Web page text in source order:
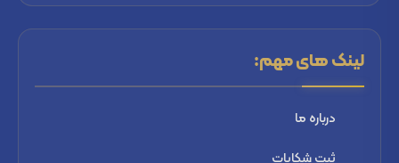
لینک های مهم:
درباره ما
ثبت شكايات